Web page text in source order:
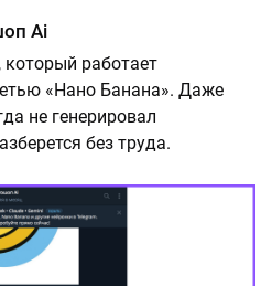
Ai
работает
«Нано Банана». Даже
не генерировал
без труда.